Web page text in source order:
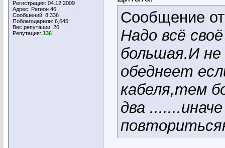
Регистрация: 04.12.2009
Адрес: Регион 46
Сообщений: 8,336
Поблагодарили: 6,645
Вес репутации: 26
Репутация: 136
Сообщение
Надо всё
большая.И
обеднеет
кабеля,тем
два